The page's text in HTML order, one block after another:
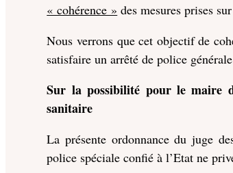
« cohérence » des mesures prises
Nous verrons que cet objectif de
satisfaire un arrêté de police
Sur la possibilité pour le maire
sanitaire
La présente ordonnance du juge
police spéciale confié à l’Etat ne